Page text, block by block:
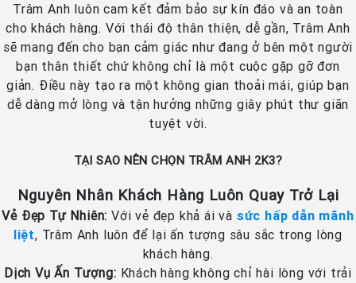
Trâm Anh luôn cam kết đảm bảo sự kín đáo và an toàn
cho khách hàng. Với thái độ thân thiện, dễ gần, Trâm Anh
sẽ mang đến cho bạn cảm giác như đang ở bên một người
bạn thân thiết chứ không chỉ là một cuộc gặp gỡ đơn
giản. Điều này tạo ra một không gian thoải mái, giúp bạn
dễ dàng mở lòng và tận hưởng những giây phút thư giãn
tuyệt vời.
TẠI SAO NÊN CHỌN TRÂM ANH 2K3?
Nguyên Nhân Khách Hàng Luôn Quay Trở Lại
Vẻ Đẹp Tự Nhiên: Với vẻ đẹp khả ái và sức hấp dẫn mãnh
liệt, Trâm Anh luôn để lại ấn tượng sâu sắc trong lòng
khách hàng.
Dịch Vụ Ấn Tượng: Khách hàng không chỉ hài lòng với trải